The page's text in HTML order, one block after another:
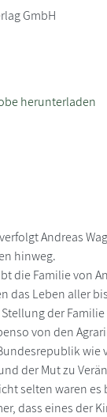
GmbH
herunterladen
Andreas
hinweg.
die Familie von
das Leben aller
der
von den
wie
der Mut zu
selten waren
dass eines der